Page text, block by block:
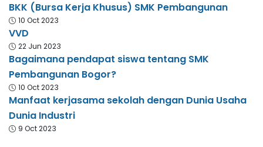
BKK (Bursa Kerja Khusus) SMK Pembangunan
10 Oct 2023
VVD
22 Jun 2023
Bagaimana pendapat siswa tentang SMK
Pembangunan Bogor?
10 Oct 2023
Manfaat kerjasama sekolah dengan Dunia Usaha
Dunia Industri
9 Oct 2023